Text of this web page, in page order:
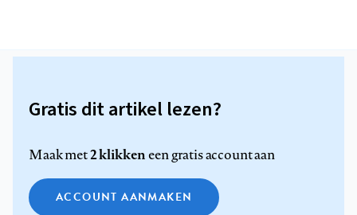
Gratis dit artikel lezen?
Maak met2 klikkeneen gratis account aan
ACCOUNT AANMAKEN